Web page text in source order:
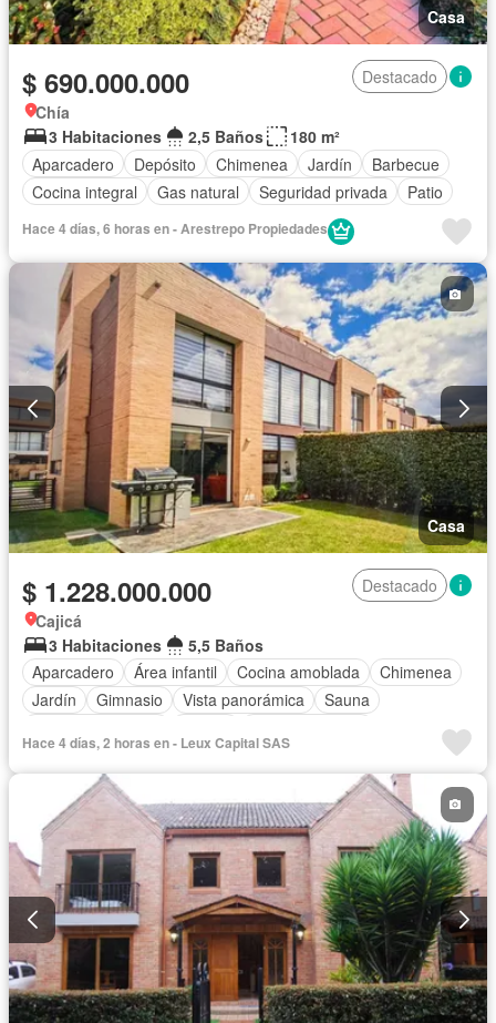
Casa
$ 690.000.000
Destacado
Chía
3 Habitaciones
2,5 Baños
180 m²
Aparcadero
Depósito Chimenea Jardín
Barbecue
Cocina integral
Gas natural Seguridad privada Patio
Hace 4 días, 6 horas en - Arestrepo Propiedades
Casa
$ 1.228.000.000
Destacado
Cajicá
3 Habitaciones
5,5 Baños
Aparcadero
Área infantil Cocina amoblada
Chimenea
Jardín
Gimnasio Vista panorámica
Sauna
Hace 4 días, 2 horas en - Leux Capital SAS